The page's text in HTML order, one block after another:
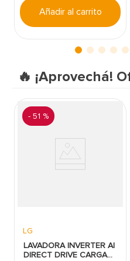
Añadir al carrito
🔥 ¡Aprovechá!
- 51 %
LG
LAVADORA INVERTER AI
DIRECT DRIVE CARGA